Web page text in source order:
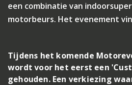
een combinatie van
motorbeurs. Het evenement
Tijdens het komende
wordt voor het eerst een
gehouden. Een verkiezing